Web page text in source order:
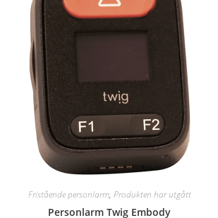
Fristående personlarm, Produkten har utgått
Personlarm Twig Embody